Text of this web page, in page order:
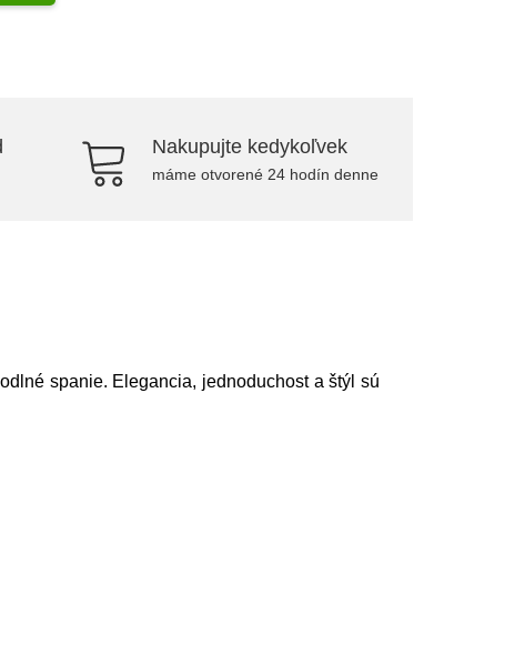
Nakupujte kedykoľvek
máme otvorené 24 hodín denne
spanie. Elegancia, jednoduchost a štýl sú